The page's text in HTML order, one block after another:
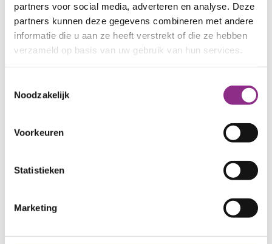
partners voor social media, adverteren en analyse. Deze
partners kunnen deze gegevens combineren met andere
informatie die u aan ze heeft verstrekt of die ze hebben
verzameld op basis van uw gebruik van hun services.
Noodzakelijk
Voorkeuren
Statistieken
Marketing